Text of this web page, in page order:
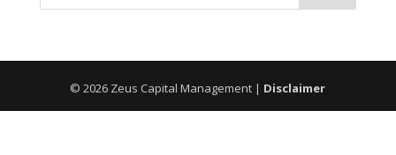
©2026 Zeus Capital Management | Disclaimer